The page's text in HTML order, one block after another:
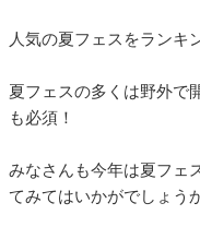
人気の夏フェスをランキ
夏フェスの多くは野外で
も必須！
みなさんも今年は夏フェ
てみてはいかがでしょう